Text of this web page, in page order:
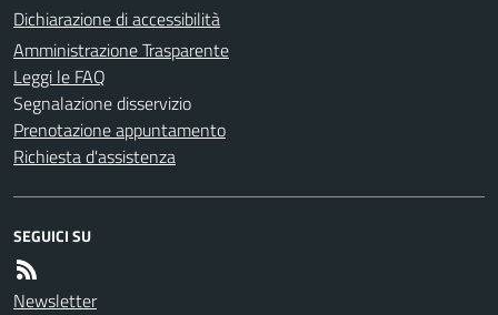
Dichiarazione di accessibilità
Amministrazione Trasparente
Leggi le FAQ
Segnalazione disservizio
Prenotazione appuntamento
Richiesta d'assistenza
SEGUICI SU
Newsletter